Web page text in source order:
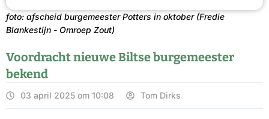
foto: afscheid burgemeester Potters in oktober (Fredie
Blankestijn - Omroep Zout)
Voordracht nieuwe Biltse burgemeester
bekend
03 april 2025 om 10:08 Tom Dirks